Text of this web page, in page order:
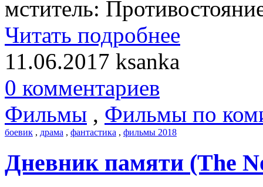
мститель:
Читать подробнее
11.06.2017 ksanka
0 комментариев
Фильмы , Фильмы по
боевик , драма , фантастика , фильмы 2018
Дневник памяти (The